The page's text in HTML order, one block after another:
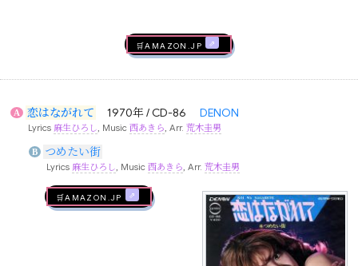
🛒AMAZON.jp
A 恋はながれて 1970年 / CD-86 DENON
Lyrics 麻生ひろし, Music西あきら, Arr.荒木圭男
B つめたい街
Lyrics 麻生ひろし, Music 西あきら, Arr. 荒木圭男
🛒AMAZON.jp